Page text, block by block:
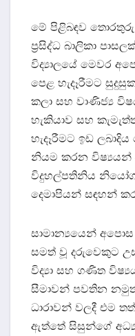
මේ පිළිබඳව
ප්‍රසිද්ධ බාලිකා
විද්‍යාලයේ මෙවර
පෙළ හැදෑරීමට
කලා සහ වාණිජ්‍ය
හැකියාව සහ
හැදෑරීමට ඉඩ
නියම කරන විෂ්‍යයන්
විදුහල්පතිනිය
දෙමාපියන් සඳහන්
සාමාන්‍යයෙන්
සමත් වූ දරුවෙකුට
විද්‍යා සහ ගණිත
සීමාවන් පවතින
ධාරාවන් වලදී එම
ඇත්තේ සිසුන්ගේ